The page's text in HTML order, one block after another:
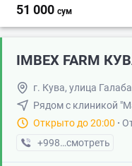
51 000 сум
IMBEX FARM
г. Кува, улица
Рядом с клиникой
Открыто до 20:00 ·
+998 (91) XXX-XX-XX
смотреть